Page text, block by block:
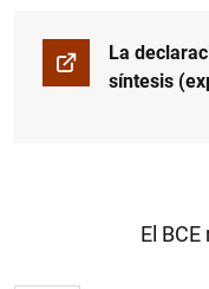
La
síntesis
El